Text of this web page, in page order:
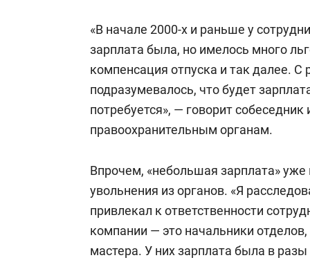
«В начале 2000-х и раньше у
зарплата была, но имелось много
компенсация отпуска и так далее.
подразумевалось, что будет
потребуется», — говорит собеседник
правоохранительным органам.
Впрочем, «небольшая зарплата» уже
увольнения из органов. «Я
привлекал к ответственности
компании — это начальники
мастера. У них зарплата была в